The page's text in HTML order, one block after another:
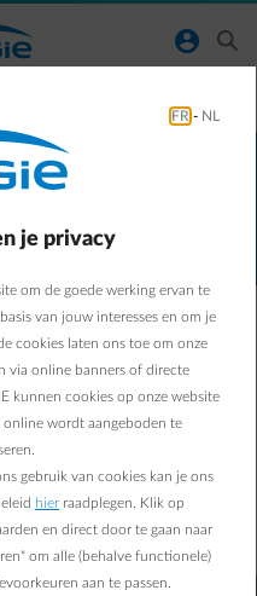
normal-account-circle search
worden
sanitair water van je
aan
FR - NL
je privacy
om de goede werking ervan te
van jouw interesses en om je
cookies laten ons toe om onze
via online banners of directe
kunnen cookies op onze website
wordt aangeboden te
gebruik van cookies kan je ons
hier raadplegen. Klik op
en direct door te gaan naar
om alle (behalve functionele)
aan te passen.